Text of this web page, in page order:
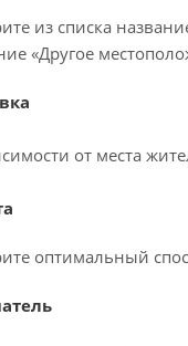
из списка
«Другое
от места
оптимальный